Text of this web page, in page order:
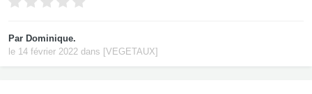
Par Dominique.
le 14 février 2022 dans [VEGETAUX]